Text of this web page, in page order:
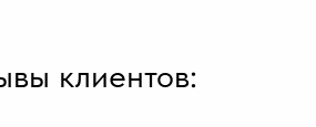
клиентов: